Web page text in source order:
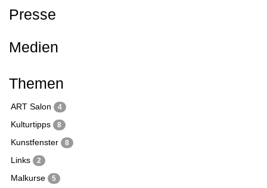
Presse
Medien
Themen
ART Salon 4
Kulturtipps 8
Kunstfenster 8
Links 2
Malkurse 5